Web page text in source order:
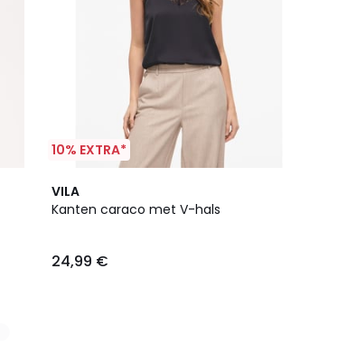
10% EXTRA*
VILA
Kanten caraco met V-hals
24,99 €